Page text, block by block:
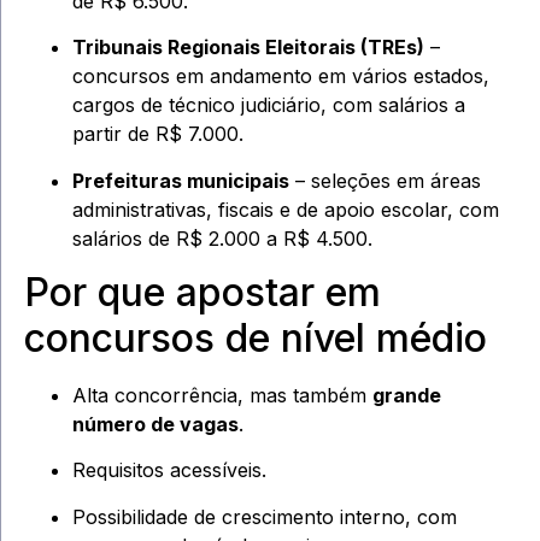
Tribunais Regionais Eleitorais (TREs) –
concursos em andamento em vários estados,
cargos de técnico judiciário, com salários a
partir de R$ 7.000.
Prefeituras municipais – seleções em áreas
administrativas, fiscais e de apoio escolar, com
salários de R$ 2.000 a R$ 4.500.
Por que apostar em
concursos de nível médio
Alta concorrência, mas também grande
número de vagas.
Requisitos acessíveis.
Possibilidade de crescimento interno, com